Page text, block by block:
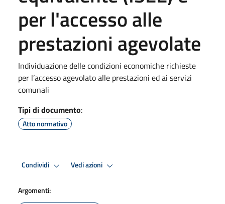
per l'accesso alle
prestazioni agevolate
Individuazione delle condizioni economiche richieste
per l’accesso agevolato alle prestazioni ed ai servizi
comunali
Tipi di documento:
Atto normativo
Condividi Vedi azioni
Argomenti: